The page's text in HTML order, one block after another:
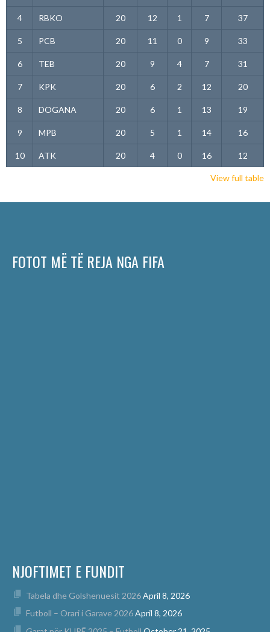
4 RBKO 20 12 1 7 37
5 PCB 20 11 0 9 33
6 TEB 20 9 4 7 31
7 KPK 20 6 2 12 20
8 DOGANA 20 6 1 13 19
9 MPB 20 5 1 14 16
10 ATK 20 4 0 16 12
View full table
FOTOT MË TË REJA NGA FIFA
NJOFTIMET E FUNDIT
Tabela dhe Golshenuesit 2026April 8, 2026
Futboll – Orari i Garave 2026April 8, 2026